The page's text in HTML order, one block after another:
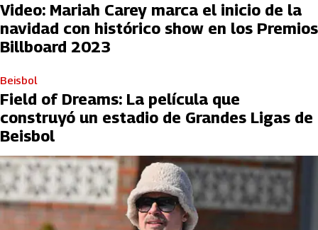
Video: Mariah Carey marca el inicio de la
navidad con histórico show en los Premios
Billboard 2023
Beisbol
Field of Dreams: La película que
construyó un estadio de Grandes Ligas de
Beisbol